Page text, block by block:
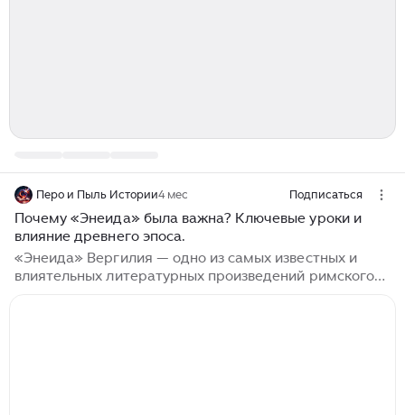
Перо и Пыль Истории4 мес Подписаться
Почему «Энеида» была важна? Ключевые уроки и
влияние древнего эпоса.
«Энеида» Вергилия — одно из самых известных и
влиятельных литературных произведений римского